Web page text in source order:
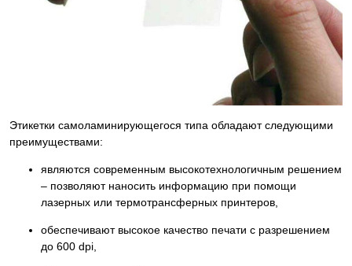
Этикетки самоламинирующегося типа обладают следующими
преимуществами:
являются современным высокотехнологичным решением
– позволяют наносить информацию при помощи
лазерных или термотрансферных принтеров,
обеспечивают высокое качество печати с разрешением
до 600 dpi,